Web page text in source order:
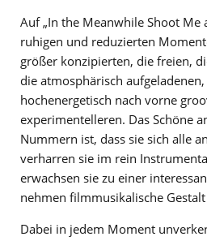
Auf „In the Meanwhile Shoot Me
ruhigen und reduzierten
größer konzipierten, die freien,
die atmosphärisch
hochenergetisch nach vorne
experimentelleren. Das Schöne
Nummern ist, dass sie sich alle
verharren sie im rein
erwachsen sie zu einer
nehmen filmmusikalische Gestalt
Dabei in jedem Moment